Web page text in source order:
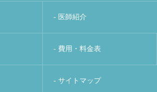
- 医師紹介
- 費用・料金表
- サイトマップ